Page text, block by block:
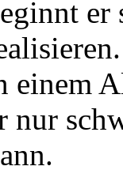
er
einem
nur